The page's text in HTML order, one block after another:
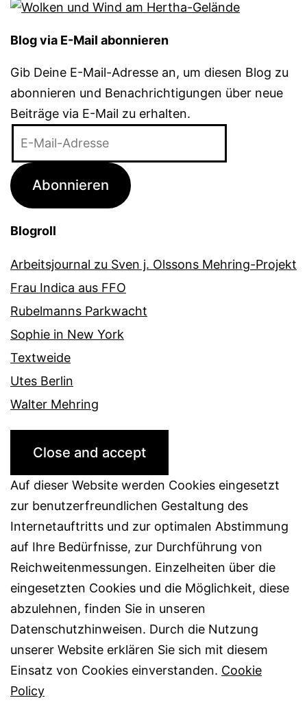
Blog via E-Mail abonnieren
Gib Deine E-Mail-Adresse an, um diesen Blog zu
abonnieren und Benachrichtigungen über neue
Beiträge via E-Mail zu erhalten.
Adresse
Abonnieren
Blogroll
Arbeitsjournal zu Sven j. Olssons Mehring-Projekt
Frau Indica aus FFO
Rubelmanns Parkwacht
Sophie in New York
Textweide
Utes Berlin
Walter Mehring
Auf dieser Website werden Cookies eingesetzt
zur benutzerfreundlichen Gestaltung des
Internetauftritts und zur optimalen Abstimmung
auf Ihre Bedürfnisse, zur Durchführung von
Reichweitenmessungen. Einzelheiten über die
eingesetzten Cookies und die Möglichkeit, diese
abzulehnen, finden Sie in unseren
Datenschutzhinweisen. Durch die Nutzung
unserer Website erklären Sie sich mit diesem
Einsatz von Cookies einverstanden. Cookie
Policy